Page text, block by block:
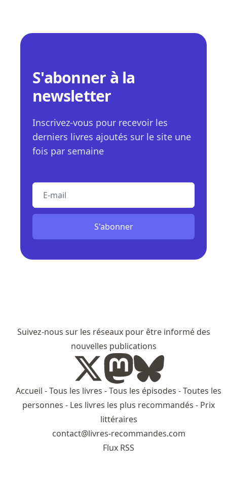
S'abonner à la
newsletter
Inscrivez-vous pour recevoir les
derniers livres ajoutés sur le site une
fois par semaine
S'abonner
Suivez-nous sur les réseaux pour être informé des
nouvelles publications
Accueil -Tous les livres -Tous les épisodes -Toutes les
personnes - Les livres les plus recommandés - Prix
littéraires
contact@livres-recommandes.com
Flux RSS